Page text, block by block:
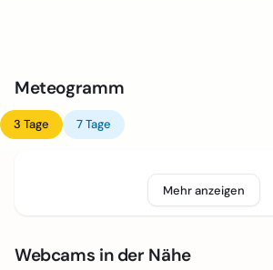
Meteogramm
3 Tage 7 Tage
Mehr anzeigen
Webcams in der Nähe